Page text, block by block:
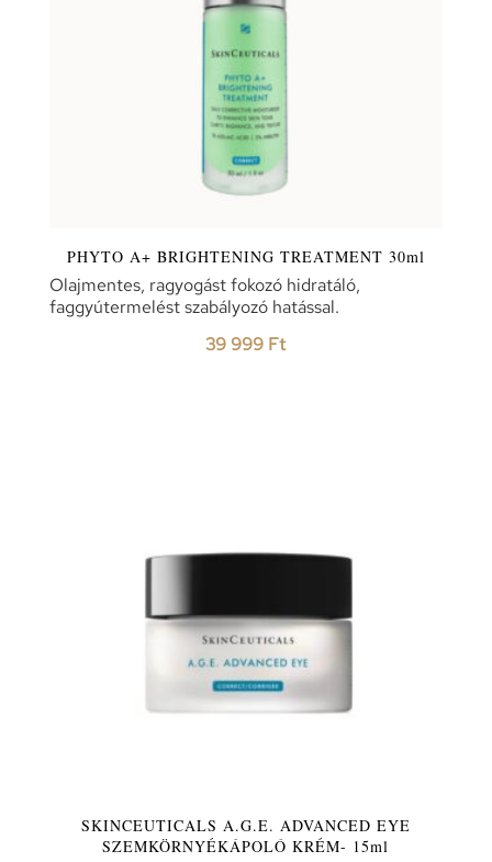
PHYTO A+ BRIGHTENING TREATMENT 30ml
Olajmentes, ragyogást fokozó hidratáló,
faggyútermelést szabályozó hatással.
39 999 Ft
SKINCEUTICALS A.G.E. ADVANCED EYE
SZEMKÖRNYÉKÁPOLÓ KRÉM- 15ml